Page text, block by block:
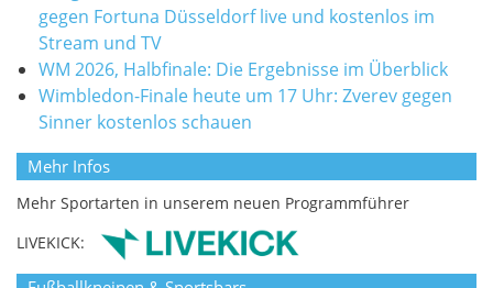
gegen Fortuna Düsseldorf live und kostenlos im
Stream und TV
WM 2026, Halbfinale: Die Ergebnisse im Überblick
Wimbledon-Finale heute um 17 Uhr: Zverev gegen
Sinner kostenlos schauen
Mehr Infos
Mehr Sportarten in unserem neuen Programmführer
LIVEKICK: